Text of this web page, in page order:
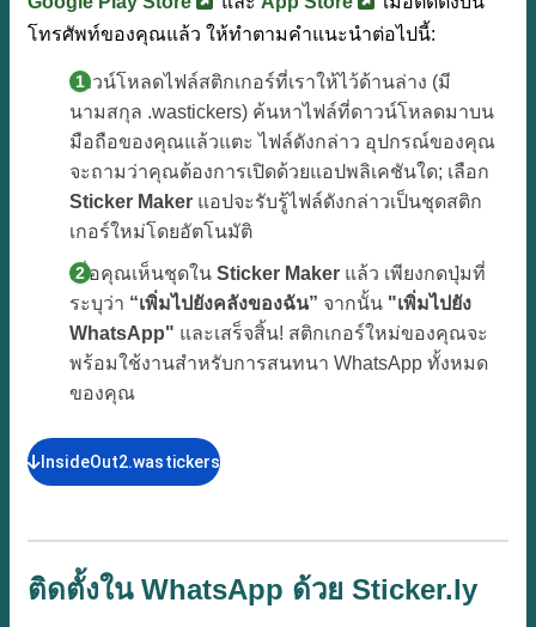
โทรศัพท์ของคุณแล้ว ให้ทำตามคำแนะนำต่อไปนี้:
ดาวน์โหลดไฟล์สติกเกอร์ที่เราให้ไว้ด้านล่าง (มี
นามสกุล .wastickers) ค้นหาไฟล์ที่ดาวน์โหลดมาบน
มือถือของคุณแล้วแตะ ไฟล์ดังกล่าว อุปกรณ์ของคุณ
จะถามว่าคุณต้องการเปิดด้วยแอปพลิเคชันใด; เลือก
Sticker Maker แอปจะรับรู้ไฟล์ดังกล่าวเป็นชุดสติก
เกอร์ใหม่โดยอัตโนมัติ
เมื่อคุณเห็นชุดใน Sticker Maker แล้ว เพียงกดปุ่มที่
ระบุว่า “เพิ่มไปยังคลังของฉัน” จากนั้น "เพิ่มไปยัง
WhatsApp" และเสร็จสิ้น! สติกเกอร์ใหม่ของคุณจะ
พร้อมใช้งานสำหรับการสนทนา WhatsApp ทั้งหมด
ของคุณ
InsideOut2.wastickers
ติดตั้งใน WhatsApp ด้วย Sticker.ly